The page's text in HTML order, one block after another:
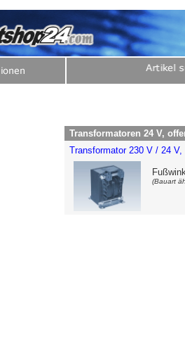
Transformatoren 24 V,
Transformator 230 V / 24 V,
(Bauart